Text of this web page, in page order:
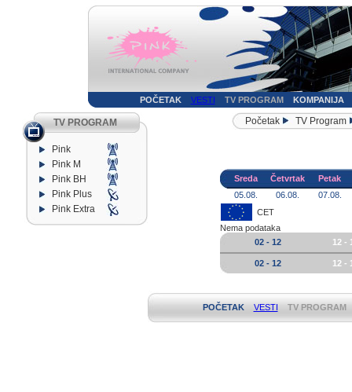
POČETAK VESTI TV PROGRAM KOMPANIJA
TV PROGRAM
Pink
Pink M
Pink BH
Pink Plus
Pink Extra
Početak TV Program
Sreda Četvrtak
Petak
05.08.
06.08.
07.08.
CET
Nema podataka
02 - 12
12 -
02 - 12 12 -
POČETAK VESTI TV PROGRAM